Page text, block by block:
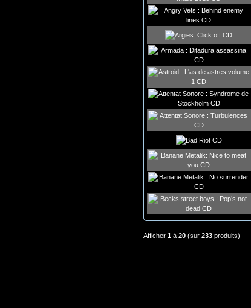
Afficher1 à20 (sur233 produits)